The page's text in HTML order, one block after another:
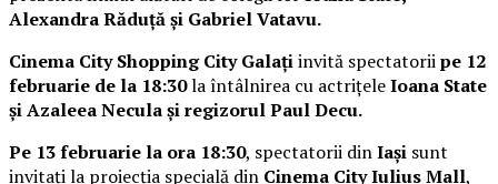
Alexandra Răduță și Gabriel Vatavu.
Cinema City Shopping City Galațiinvită spectatoriipe 12
februarie de la 18:30la întâlnirea cu actrițeleIoana State
și Azaleea Necula și regizorul Paul Decu.
Pe 13 februarie la ora 18:30, spectatorii dinIași sunt
invitați la proiecția specială din Cinema City Iulius Mall,